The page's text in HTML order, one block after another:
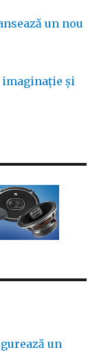
un nou
și
un